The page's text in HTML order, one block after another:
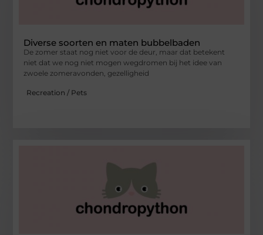
Diverse soorten en maten bubbelbaden
De zomer staat nog niet voor de deur, maar dat betekent
niet dat we nog niet mogen wegdromen bij het idee van
zwoele zomeravonden, gezelligheid
Recreation / Pets